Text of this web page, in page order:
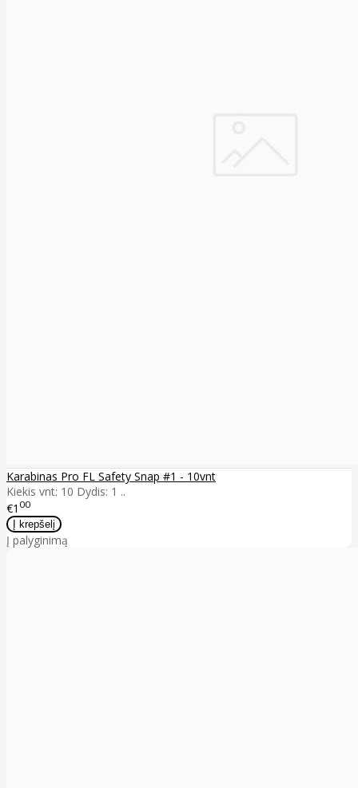
Karabinas Pro FL Safety Snap #1 - 10vnt
Kiekis vnt: 10 Dydis: 1 ..
€1 00
Į palyginimą